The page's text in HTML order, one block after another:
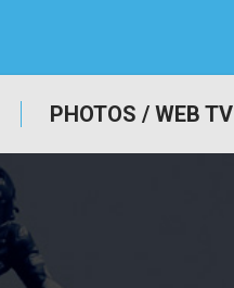
PHOTOS / WEB TV